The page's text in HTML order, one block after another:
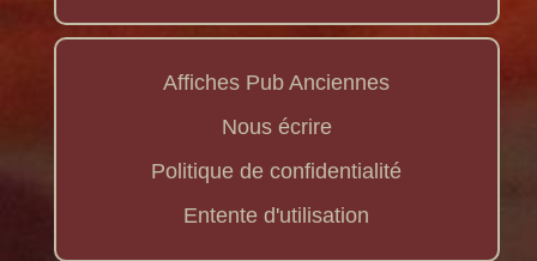
Affiches Pub Anciennes
Nous écrire
Politique de confidentialité
Entente d'utilisation